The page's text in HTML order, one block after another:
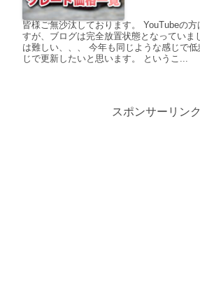
皆様ご無沙汰しております。 YouTubeの
すが、ブログは完全放置状態となっていま
は難しい、、、 今年も同じような感じで
じで更新したいと思います。 というこ...
スポンサーリンク